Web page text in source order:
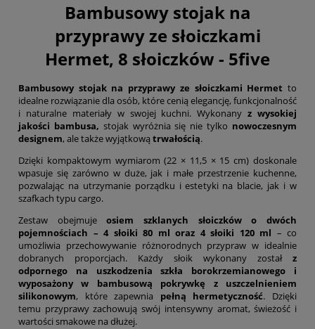
Bambusowy stojak na
przyprawy ze słoiczkami
Hermet, 8 słoiczków - 5five
Bambusowy stojak na przyprawy ze słoiczkami Hermet to
idealne rozwiązanie dla osób, które cenią elegancję, funkcjonalność
i naturalne materiały w swojej kuchni. Wykonanyz wysokiej
jakości bambusa, stojak wyróżnia się nie tylko nowoczesnym
designem, ale także wyjątkową trwałością.
Dzięki kompaktowym wymiarom (22 × 11,5 × 15 cm) doskonale
wpasuje się zarówno w duże, jak i małe przestrzenie kuchenne,
pozwalając na utrzymanie porządku i estetyki na blacie, jak i w
szafkach typu cargo.
Zestaw obejmujeosiem szklanych słoiczków o dwóch
pojemnościach – 4 słoiki 80 ml oraz 4 słoiki 120 ml – co
umożliwia przechowywanie różnorodnych przypraw w idealnie
dobranych proporcjach. Każdy słoik wykonany zostałz
odpornego na uszkodzenia szkła borokrzemianowego i
wyposażony w bambusową pokrywkę z uszczelnieniem
silikonowym, które zapewnia pełną hermetyczność. Dzięki
temu przyprawy zachowują swój intensywny aromat, świeżość i
wartości smakowe na dłużej.